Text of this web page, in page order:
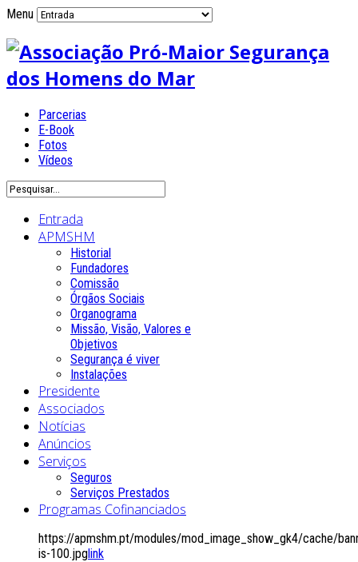
Menu
Parcerias
E-Book
Fotos
Vídeos
Entrada
APMSHM
Historial
Fundadores
Comissão
Órgãos Sociais
Organograma
Missão, Visão, Valores e
Objetivos
Segurança é viver
Instalações
Presidente
Associados
Notícias
Anúncios
Serviços
Seguros
Serviços Prestados
Programas Cofinanciados
https://apmshm.pt/modules/mod_image_show_gk4/cache/
is-100.jpglink